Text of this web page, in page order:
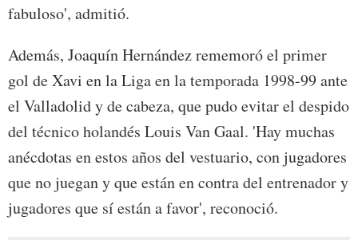
fabuloso', admitió.
Además, Joaquín Hernández rememoró el primer
gol de Xavi en la Liga en la temporada 1998-99 ante
el Valladolid y de cabeza, que pudo evitar el despido
del técnico holandés Louis Van Gaal. 'Hay muchas
anécdotas en estos años del vestuario, con jugadores
que no juegan y que están en contra del entrenador y
jugadores que sí están a favor', reconoció.